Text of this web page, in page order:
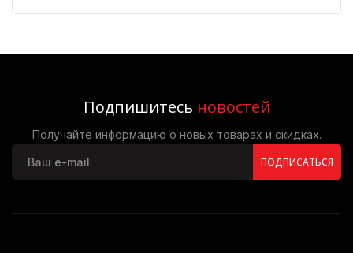
Подпишитесь новостей
Получайте информацию о новых товарах и скидках.
ПОДПИСАТЬСЯ